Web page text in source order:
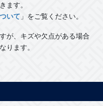
ます。
いて 」をご覧ください。
が、キズや欠点がある場合
ります。